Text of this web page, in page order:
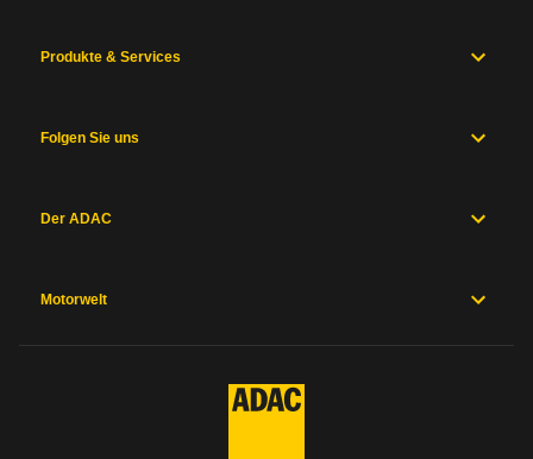
Produkte & Services
Folgen Sie uns
Der ADAC
Motorwelt